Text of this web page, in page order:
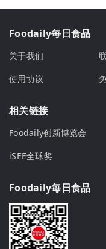
Foodaily每日食品
关于我们
使用协议
相关链接
Foodaily创新博览会
iSEE全球奖
Foodaily每日食品